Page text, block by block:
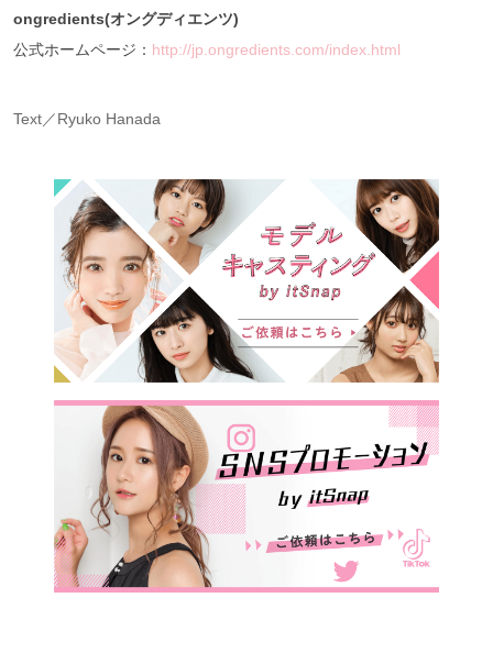
ongredients(オングディエンツ)
公式ホームページ： http://jp.ongredients.com/index.html
Text／Ryuko Hanada